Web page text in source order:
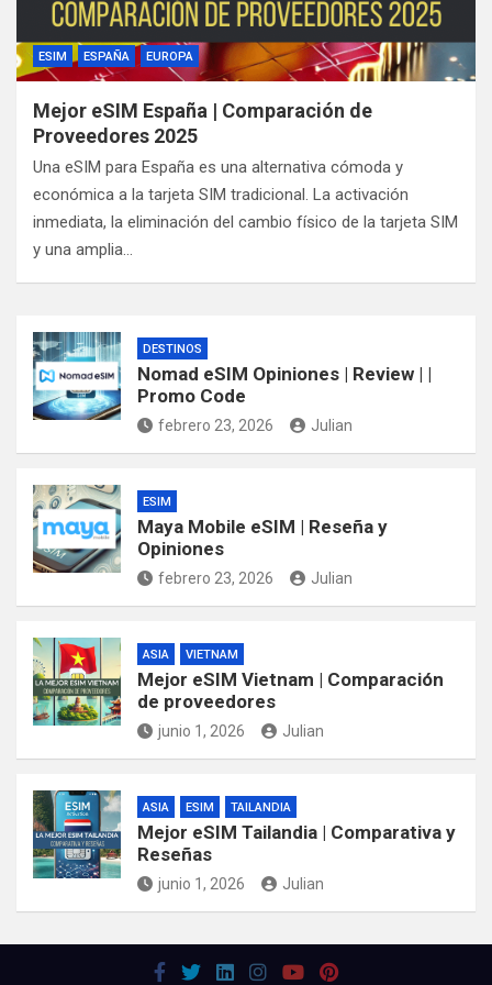
ESIM ESPAÑA EUROPA
Mejor eSIM España | Comparación de
Proveedores 2025
Una eSIM para España es una alternativa cómoda y
económica a la tarjeta SIM tradicional. La activación
inmediata, la eliminación del cambio físico de la tarjeta SIM
y una amplia…
DESTINOS
Nomad eSIM Opiniones | Review | |
Promo Code
febrero 23, 2026 Julian
ESIM
Maya Mobile eSIM | Reseña y
Opiniones
febrero 23, 2026 Julian
ASIA VIETNAM
Mejor eSIM Vietnam | Comparación
de proveedores
junio 1, 2026 Julian
ASIA ESIM TAILANDIA
Mejor eSIM Tailandia | Comparativa y
Reseñas
junio 1, 2026 Julian